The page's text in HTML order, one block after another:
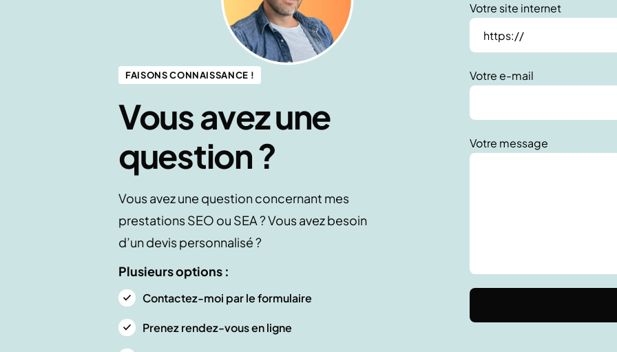
FAISONS CONNAISSANCE !
Vous avez une
question ?
Vous avez une question concernant mes
prestations SEO ou SEA ? Vous avez besoin
d’un devis personnalisé ?
Plusieurs options :
Contactez-moi par le formulaire
Prenez rendez-vous en ligne
Votre site internet
Votre e-mail
Votre message